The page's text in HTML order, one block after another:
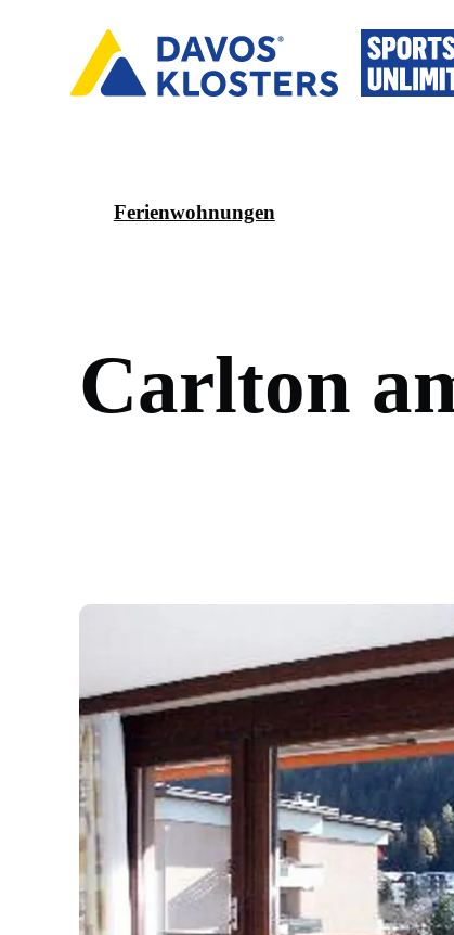
Ferienwohnungen
Carlton a